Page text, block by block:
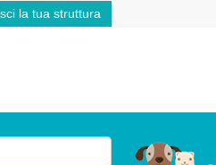
la tua struttura